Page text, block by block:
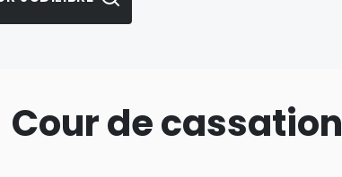
Cour de cassation